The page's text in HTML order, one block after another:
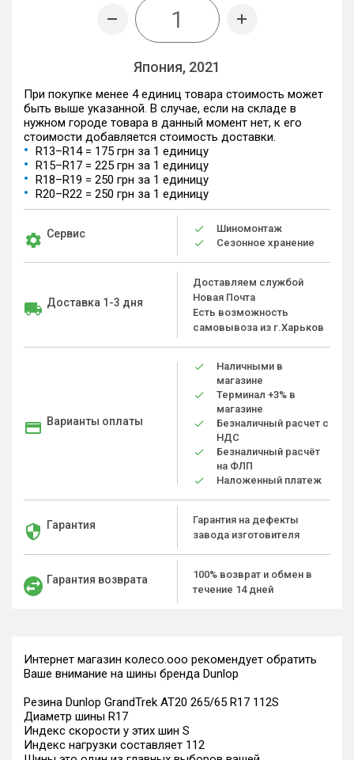
Япония, 2021
При покупке менее 4 единиц товара стоимость может
быть выше указанной. В случае, если на складе в
нужном городе товара в данный момент нет, к его
стоимости добавляется стоимость доставки.
R13–R14 = 175 грн за 1 единицу
R15–R17 = 225 грн за 1 единицу
R18–R19 = 250 грн за 1 единицу
R20–R22 = 250 грн за 1 единицу
Сервис
Шиномонтаж
Сезонное хранение
Доставка 1-3 дня
Доставляем службой
Новая Почта
Есть возможность
самовывоза из г.Харьков
Варианты оплаты
Наличными в
магазине
Терминал +3% в
магазине
Безналичный расчет с
НДС
Безналичный расчёт
на ФЛП
Наложенный платеж
Гарантия
Гарантия на дефекты
завода изготовителя
Гарантия возврата
100% возврат и обмен в
течение 14 дней
Интернет магазин колесо.ооо рекомендует обратить
Ваше внимание на шины бренда Dunlop
Резина Dunlop GrandTrek AT20 265/65 R17 112S
Диаметр шины R17
Индекс скорости у этих шин S
Индекс нагрузки составляет 112